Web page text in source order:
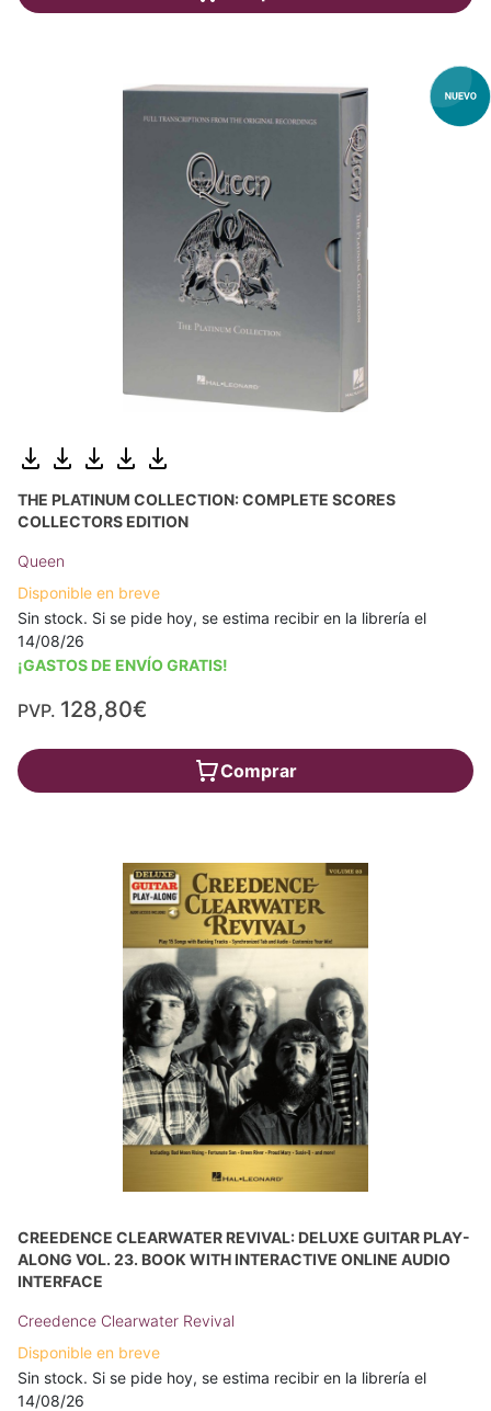
THE PLATINUM COLLECTION: COMPLETE SCORES
COLLECTORS EDITION
Queen
Disponible en breve
Sin stock. Si se pide hoy, se estima recibir en la librería el
14/08/26
¡GASTOS DE ENVÍO GRATIS!
PVP. 128,80€
Comprar
CREEDENCE CLEARWATER REVIVAL: DELUXE GUITAR PLAY-
ALONG VOL. 23. BOOK WITH INTERACTIVE ONLINE AUDIO
INTERFACE
Creedence Clearwater Revival
Disponible en breve
Sin stock. Si se pide hoy, se estima recibir en la librería el
14/08/26